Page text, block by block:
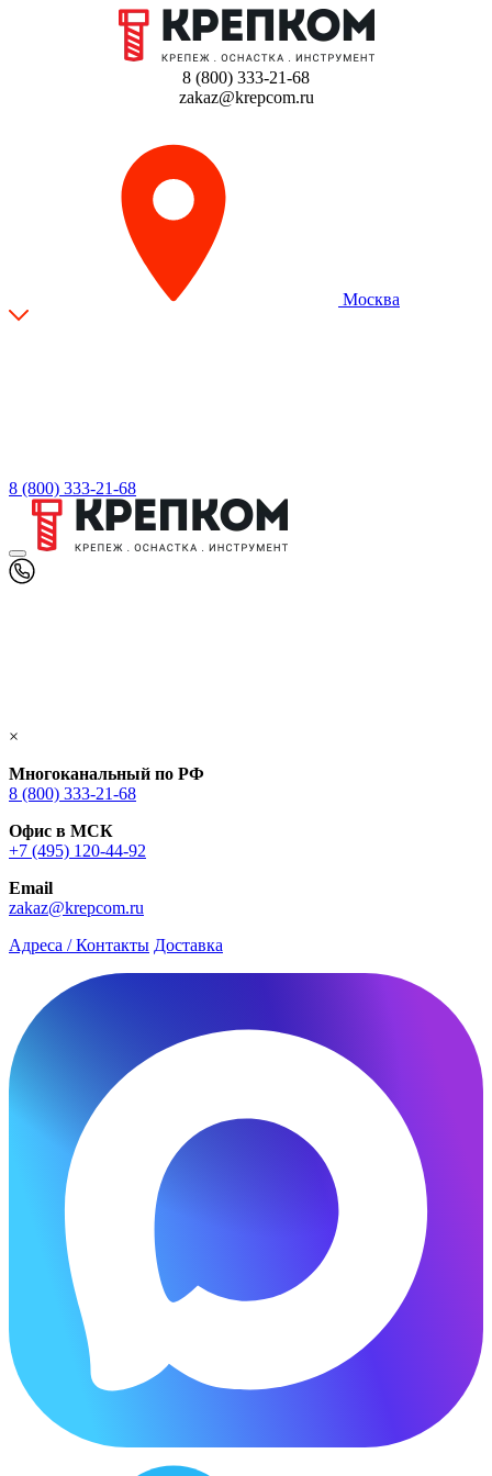
8 (800) 333-21-68
zakaz@krepcom.ru
Москва
8 (800) 333-21-68
×
Многоканальный по РФ
8 (800) 333‑21-68
Офис в МСК
+7 (495) 120-44-92
Email
zakaz@krepcom.ru
Адреса / Контакты Доставка